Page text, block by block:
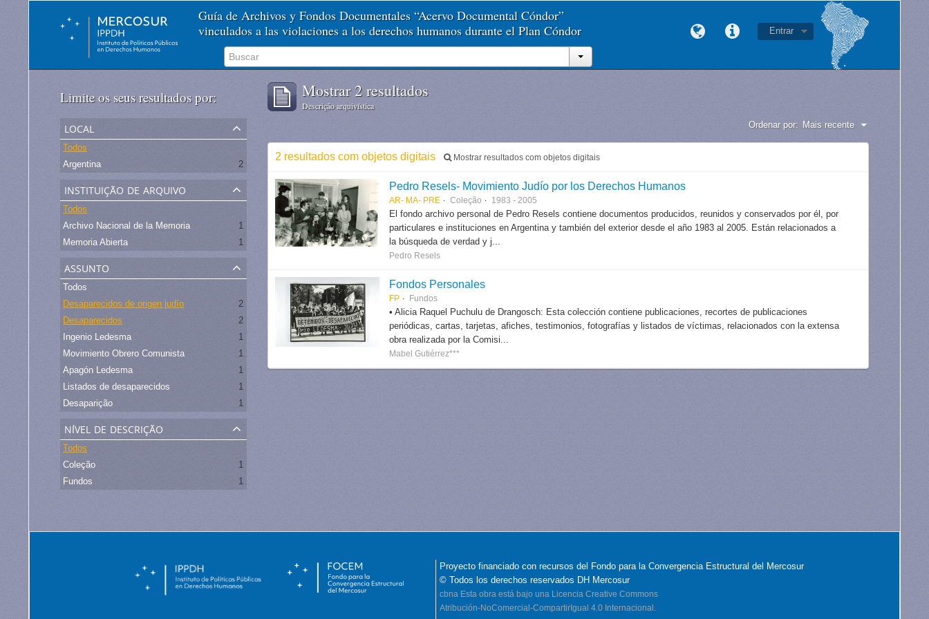
Guía de Archivos y Fondos Documentales “Acervo Documental Cóndor”
vinculados a las violaciones a los derechos humanos durante el Plan Cóndor
Entrar
Limite os seus resultados por:
local
Todos
Argentina
2
instituição de arquivo
Todos
Archivo Nacional de la Memoria
1
Memoria Abierta
1
assunto
Todos
Desaparecidos de origen judío
2
Desaparecidos
2
Ingenio Ledesma
1
Movimiento Obrero Comunista
1
Apagón Ledesma
1
Listados de desaparecidos
1
Desaparição
1
nível de descrição
Todos
Coleção
1
Fundos
1
Mostrar 2 resultados
Descrição arquivística
Ordenar por: Mais recente
2 resultados com objetos digitais Mostrar resultados com objetos digitais
Pedro Resels- Movimiento Judío por los Derechos Humanos
AR- MA- PRE Coleção 1983 - 2005
El fondo archivo personal de Pedro Resels contiene documentos producidos, reunidos y conservados por él, por
particulares e instituciones en Argentina y también del exterior desde el año 1983 al 2005. Están relacionados a
la búsqueda de verdad y j...
Pedro Resels
Fondos Personales
FP Fundos
• Alicia Raquel Puchulu de Drangosch: Esta colección contiene publicaciones, recortes de publicaciones
periódicas, cartas, tarjetas, afiches, testimonios, fotografías y listados de víctimas, relacionados con la extensa
obra realizada por la Comisi...
Mabel Gutiérrez***
Proyecto financiado con recursos del Fondo para la Convergencia Estructural del Mercosur
© Todos los derechos reservados DH Mercosur
cbna Esta obra está bajo una Licencia Creative Commons
Atribución-NoComercial-CompartirIgual 4.0 Internacional.